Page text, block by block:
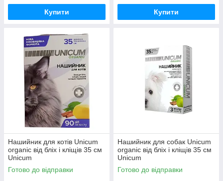
Купити Купити
Нашийник для котів Unicum
organic від бліх і кліщів 35 см
Unicum
Готово до відправки
Нашийник для собак Unicum
organic від бліх і кліщів 35 см
Unicum
Готово до відправки